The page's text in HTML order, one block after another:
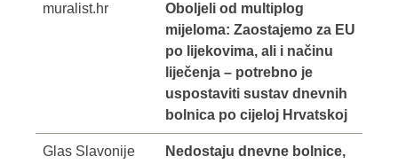
muralist.hr
Oboljeli od multiplog
mijeloma: Zaostajemo za EU
po lijekovima, ali i načinu
liječenja – potrebno je
uspostaviti sustav dnevnih
bolnica po cijeloj Hrvatskoj
Glas Slavonije
Nedostaju dnevne bolnice,